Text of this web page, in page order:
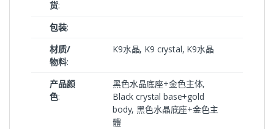
货:
包装:
材质/
物料:
K9水晶, K9 crystal, K9水晶
产品颜
色:
黑色水晶底座+金色主体,
Black crystal base+gold
body, 黑色水晶底座+金色主
體